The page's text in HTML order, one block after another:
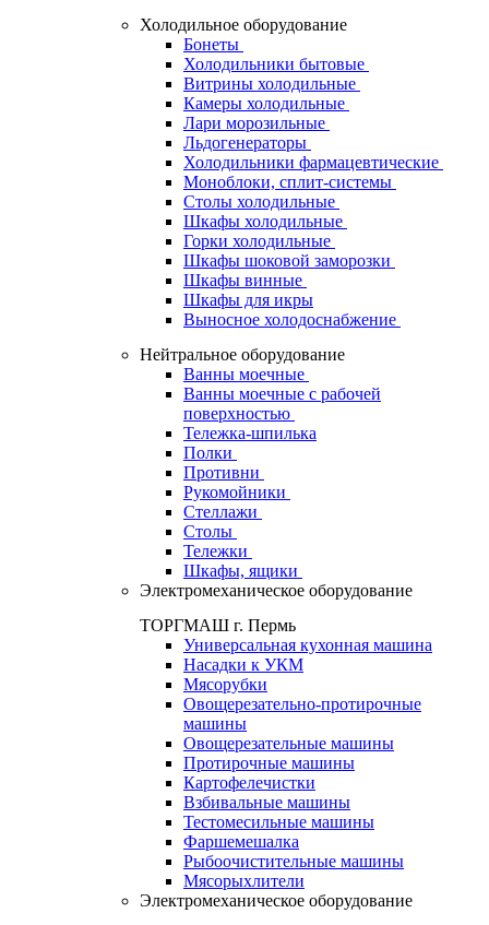
Холодильное оборудование
Бонеты
Холодильники бытовые
Витрины холодильные
Камеры холодильные
Лари морозильные
Льдогенераторы
Холодильники фармацевтические
Моноблоки, сплит-системы
Столы холодильные
Шкафы холодильные
Горки холодильные
Шкафы шоковой заморозки
Шкафы винные
Шкафы для икры
Выносное холодоснабжение
Нейтральное оборудование
Ванны моечные
Ванны моечные с рабочей
поверхностью
Тележка-шпилька
Полки
Противни
Рукомойники
Стеллажи
Столы
Тележки
Шкафы, ящики
Электромеханическое оборудование
ТОРГМАШ г. Пермь
Универсальная кухонная машина
Насадки к УКМ
Мясорубки
Овощерезательно-протирочные
машины
Овощерезательные машины
Протирочные машины
Картофелечистки
Взбивальные машины
Тестомесильные машины
Фаршемешалка
Рыбоочистительные машины
Мясорыхлители
Электромеханическое оборудование